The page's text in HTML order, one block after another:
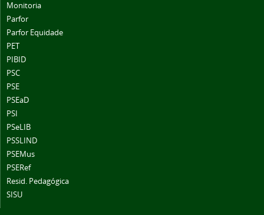
Monitoria
Parfor
Parfor Equidade
PET
PIBID
PSC
PSE
PSEaD
PSI
PSeLIB
PSSLIND
PSEMus
PSERef
Resid. Pedagógica
SISU